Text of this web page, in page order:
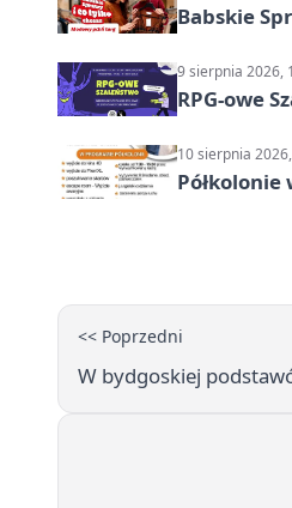
Babskie
9 sierpnia 2026,
RPG-owe
10 sierpnia
Półkolonie
<< Poprzedni
W bydgoskiej